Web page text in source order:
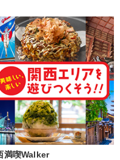
満喫Walker